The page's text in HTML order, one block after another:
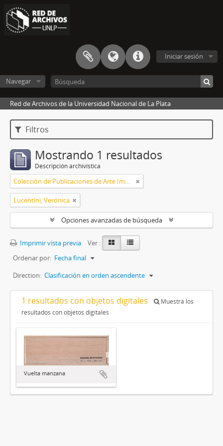
Iniciar sesión
Navegar
Red de Archivos de la Universidad Nacional de La Plata
Filtros
Mostrando 1 resultados
Descripción archivística
Colección de Publicaciones de Arte Impreso
Lucentini, Verónica
Opciones avanzadas de búsqueda
Imprimir vista previa
Ver :
Ordenar por: Fecha final
Direction: Clasificación en orden ascendente
1 resultados con objetos digitales
Muestra los
resultados con objetos digitales
Vuelta manzana